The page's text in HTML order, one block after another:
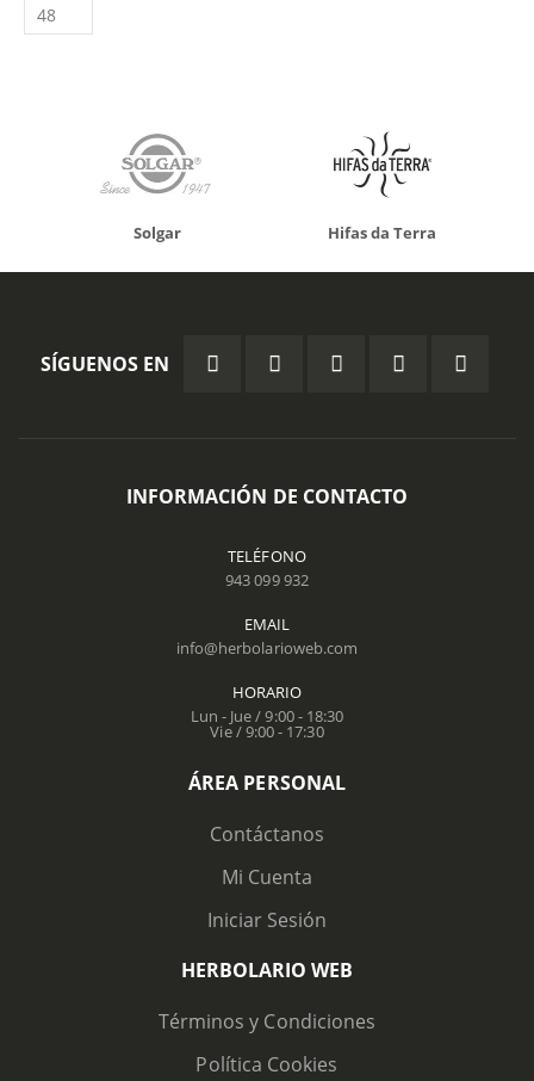
Solgar Hifas da Terra
SÍGUENOS EN
INFORMACIÓN DE CONTACTO
TELÉFONO
943 099 932
EMAIL
info@herbolarioweb.com
HORARIO
Lun - Jue / 9:00 - 18:30
Vie / 9:00 - 17:30
ÁREA PERSONAL
Contáctanos
Mi Cuenta
Iniciar Sesión
HERBOLARIO WEB
Términos y Condiciones
Política Cookies